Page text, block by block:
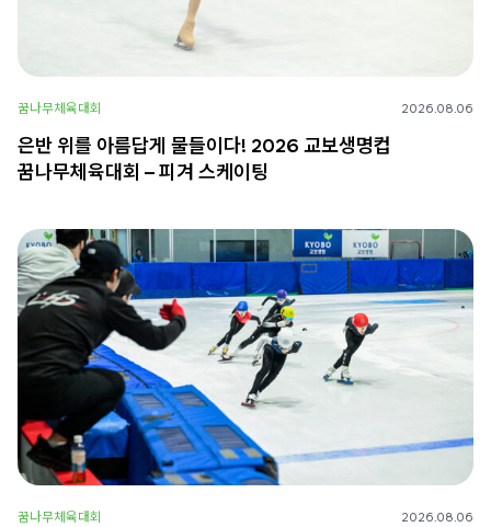
꿈나무체육대회 2026.08.06
은반 위를 아름답게 물들이다! 2026 교보생명컵
꿈나무체육대회 – 피겨 스케이팅
꿈나무체육대회 2026.08.06